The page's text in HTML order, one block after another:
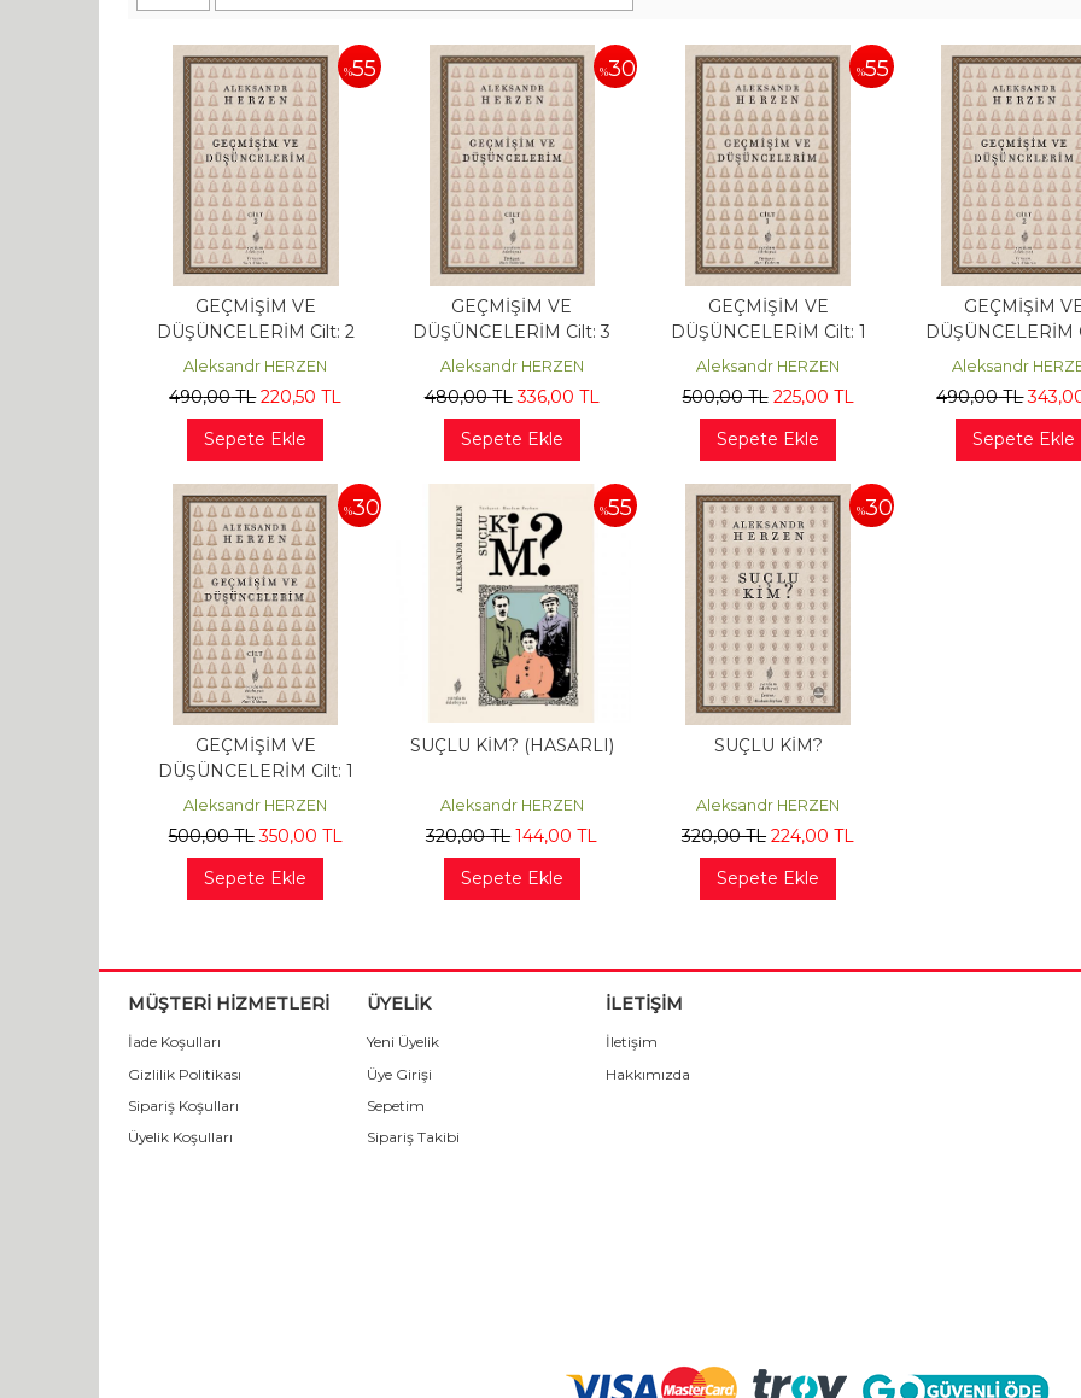
%55
GEÇMİŞİM VE
DÜŞÜNCELERİM Cilt: 2
(HASARLI)
Aleksandr HERZEN
490,00TL 220,50 TL
Sepete Ekle
%30
GEÇMİŞİM VE
DÜŞÜNCELERİM Cilt: 3
Aleksandr HERZEN
480,00TL 336,00 TL
Sepete Ekle
%55
GEÇMİŞİM VE
DÜŞÜNCELERİM Cilt: 1
(HASARLI)
Aleksandr HERZEN
500,00TL 225,00 TL
Sepete Ekle
GEÇMİŞİM
DÜŞÜNCELERİM
Aleksandr
490,00TL 343
Sepete Ekle
%30
GEÇMİŞİM VE
DÜŞÜNCELERİM Cilt: 1
Aleksandr HERZEN
500,00TL 350,00 TL
Sepete Ekle
%55
SUÇLU KİM? (HASARLI)
Aleksandr HERZEN
320,00TL 144,00 TL
Sepete Ekle
%30
SUÇLU KİM?
Aleksandr HERZEN
320,00TL 224,00 TL
Sepete Ekle
MÜŞTERİ HİZMETLERİ
İade Koşulları
Gizlilik Politikası
Sipariş Koşulları
Üyelik Koşulları
ÜYELİK
Yeni Üyelik
Üye Girişi
Sepetim
Sipariş Takibi
İLETİŞİM
İletişim
Hakkımızda